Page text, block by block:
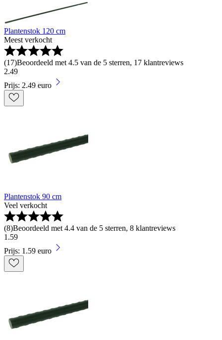
Plantenstok 120 cm
Meest verkocht
(17)Beoordeeld met 4.5 van de 5 sterren, 17 klantreviews
2.49
Prijs: 2.49 euro
Plantenstok 90 cm
Veel verkocht
(8)Beoordeeld met 4.4 van de 5 sterren, 8 klantreviews
1 .59
Prijs: 1.59 euro